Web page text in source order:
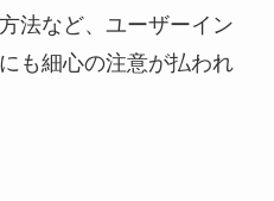
法など、ユーザーイン
も細心の注意が払われ